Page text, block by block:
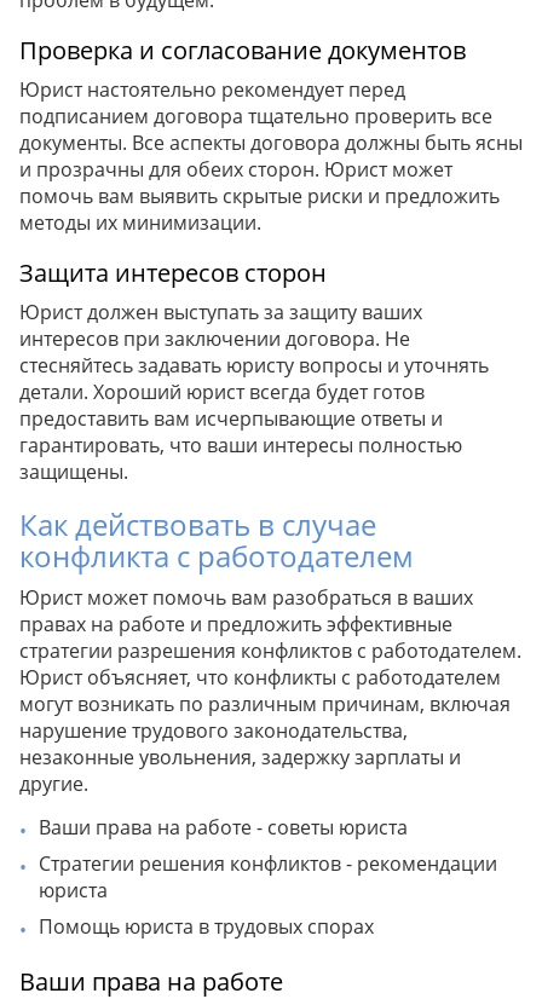
Проверка и согласование документов
Юрист настоятельно рекомендует перед
подписанием договора тщательно проверить все
документы. Все аспекты договора должны быть ясны
и прозрачны для обеих сторон. Юрист может
помочь вам выявить скрытые риски и предложить
методы их минимизации.
Защита интересов сторон
Юрист должен выступать за защиту ваших
интересов при заключении договора. Не
стесняйтесь задавать юристу вопросы и уточнять
детали. Хороший юрист всегда будет готов
предоставить вам исчерпывающие ответы и
гарантировать, что ваши интересы полностью
защищены.
Как действовать в случае
конфликта с работодателем
Юрист может помочь вам разобраться в ваших
правах на работе и предложить эффективные
стратегии разрешения конфликтов с работодателем.
Юрист объясняет, что конфликты с работодателем
могут возникать по различным причинам, включая
нарушение трудового законодательства,
незаконные увольнения, задержку зарплаты и
другие.
Ваши права на работе - советы юриста
Стратегии решения конфликтов - рекомендации
юриста
Помощь юриста в трудовых спорах
Ваши права на работе